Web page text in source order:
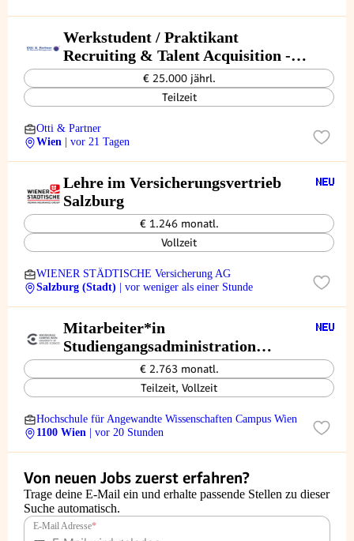
Werkstudent / Praktikant
Recruiting & Talent Acquisition -
Fokus Active Sourcing (TZ-VZ)
€ 25.000 jährl.
Teilzeit
Otti & Partner
Wien
| vor 21 Tagen
Lehre im Ver­si­che­rungs­ver­trieb
Salz­burg
€ 1.246 monatl.
Vollzeit
WIENER STÄDTISCHE Versicherung AG
Salzburg (Stadt)
| vor weniger als einer Stunde
Mitarbeiter*in
Studiengangsadministration
Elementarpädagogik
€ 2.763 monatl.
Teilzeit, Vollzeit
Hochschule für Angewandte Wissenschaften Campus Wien
1100 Wien
| vor 20 Stunden
Von neuen Jobs zuerst erfahren?
Trage deine E-Mail ein und erhalte passende Stellen zu dieser
Suche automatisch.
E-Mail Adresse*